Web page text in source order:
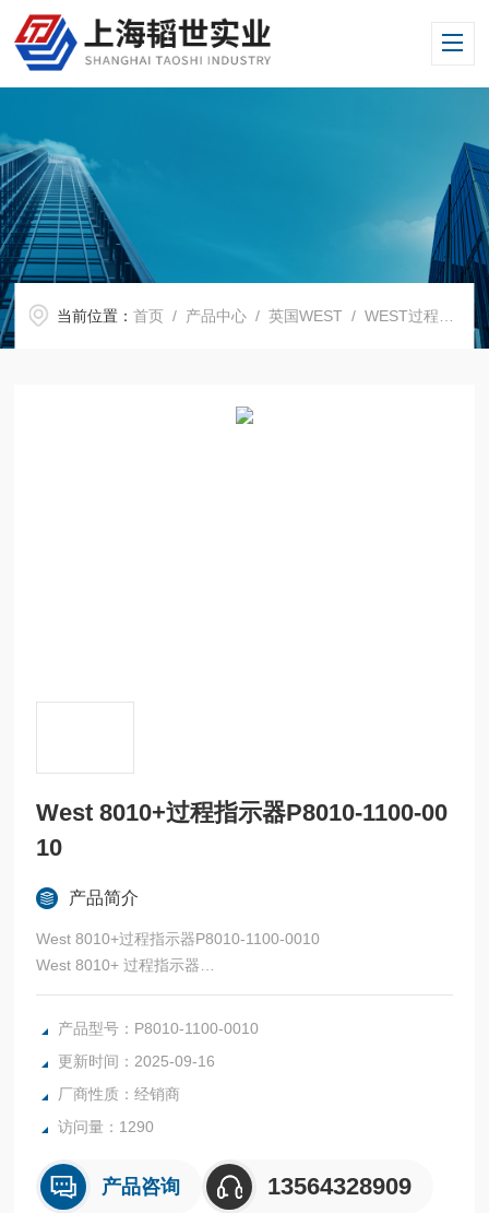
当前位置：首页 / 产品中心 /英国WEST /WEST过程指示器
West 8010+过程指示器P8010-1100-00
10
产品简介
West 8010+过程指示器P8010-1100-0010
West 8010+ 过程指示器
8010+ 是数字面板过程指示器，提供高对比度、高可见性显示
屏。 指示器设计用于在广泛的温度范围和相关过程应用中提
产品型号：P8010-1100-0010
更新时间：2025-09-16
厂商性质：经销商
访问量：1290
产品咨询 13564328909